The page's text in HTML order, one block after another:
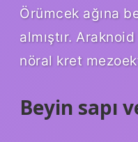
Örümcek ağına
almıştır.
nöral kret
Beyin sapı